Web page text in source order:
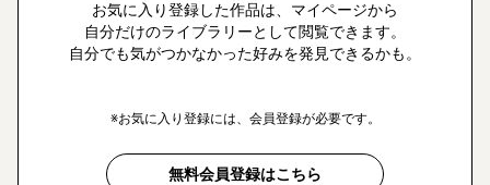
お気に入り登録した作品は、マイページから
自分だけのライブラリーとして閲覧できます。
自分でも気がつかなかった好みを発見できるかも。
※お気に入り登録には、会員登録が必要です。
無料会員登録はこちら